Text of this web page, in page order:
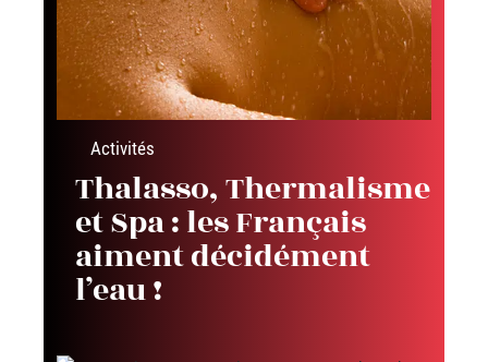
Activités
Thalasso, Thermalisme
et Spa : les Français
aiment décidément
l’eau !